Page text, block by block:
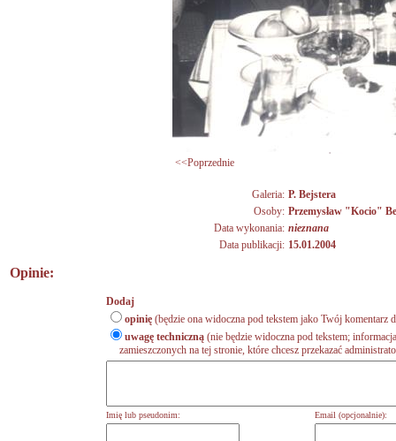
<<Poprzednie
Galeria: P. Bejstera
Osoby: Przemysław "Kocio"
Data wykonania: nieznana
Data publikacji: 15.01.2004
Opinie:
Dodaj
opinię (będzie ona widoczna pod tekstem jako Twój komentarz
uwagę techniczną (nie będzie widoczna pod tekstem;
zamieszczonych na tej stronie, które chcesz przekazać
Imię lub pseudonim: Email (opcjonalnie):